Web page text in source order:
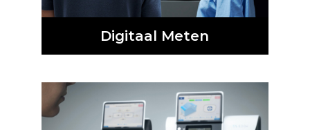
Digitaal Meten